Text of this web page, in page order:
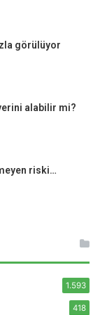
alanı
yandan
olan büyük
görülüyor
alabilir mi?
riski…
1.593
418